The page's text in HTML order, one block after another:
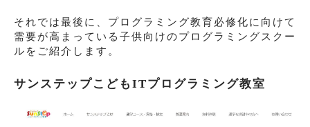
それでは最後に、プログラミング教育必修化に向けて
需要が高まっている子供向けのプログラミングスクー
ルをご紹介します。
サンステップこどもITプログラミング教室